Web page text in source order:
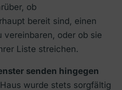
ob
bereit sind, einen
vereinbaren, oder ob sie
Liste streichen.
senden hingegen
wurde stets sorgfältig